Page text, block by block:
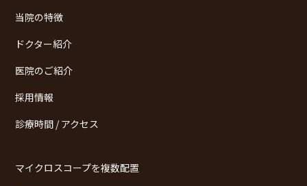
当院の特徴
ドクター紹介
医院のご紹介
採用情報
診療時間 / アクセス
マイクロスコープを複数配置